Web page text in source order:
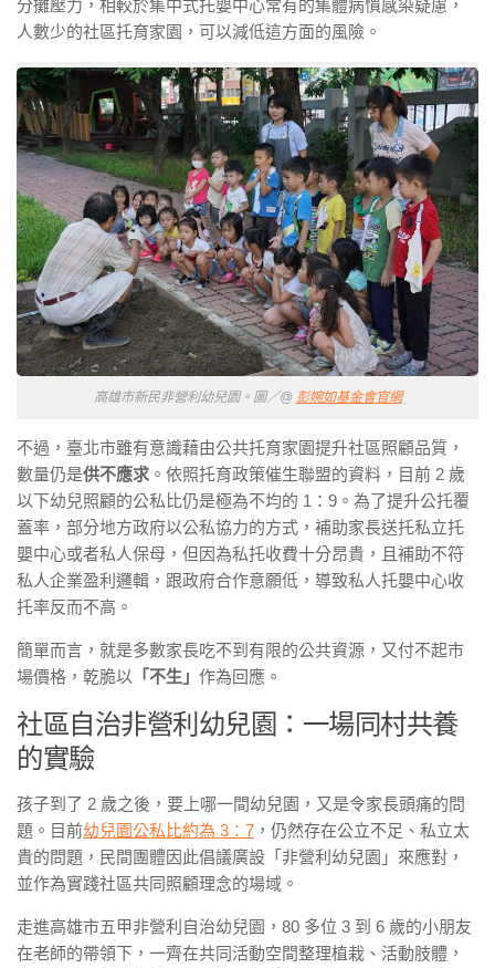
分攤壓力，相較於集中式托嬰中心常有的集體病慣感染疑慮，
人數少的社區托育家園，可以減低這方面的風險。
高雄市新民非營利幼兒園。圖／@ 彭婉如基金會官網
不過，臺北市雖有意識藉由公共托育家園提升社區照顧品質，
數量仍是供不應求 。依照托育政策催生聯盟的資料，目前 2 歲
以下幼兒照顧的公私比仍是極為不均的 1：9。為了提升公托覆
蓋率，部分地方政府以公私協力的方式，補助家長送托私立托
嬰中心或者私人保母，但因為私托收費十分昂貴，且補助不符
私人企業盈利邏輯，跟政府合作意願低，導致私人托嬰中心收
托率反而不高。
簡單而言，就是多數家長吃不到有限的公共資源，又付不起市
場價格，乾脆以 「不生」 作為回應。
社區自治非營利幼兒園：一場同村共養
的實驗
孩子到了 2 歲之後，要上哪一間幼兒園，又是令家長頭痛的問
題。目前幼兒園公私比約為 3：7 ，仍然存在公立不足、私立太
貴的問題，民間團體因此倡議廣設「非營利幼兒園」來應對，
並作為實踐社區共同照顧理念的場域。
走進高雄市五甲非營利自治幼兒園，80 多位 3 到 6 歲的小朋友
在老師的帶領下，一齊在共同活動空間整理植栽、活動肢體，